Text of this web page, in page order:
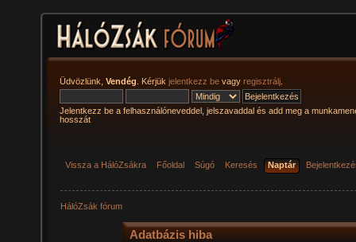
Üdvözlünk, Vendég . Kérjük jelentkezz be vagy regisztrálj
Jelentkezz be a felhasználóneveddel, jelszavaddal és add meg a
hosszát
Vissza a HálóZsákra Főoldal Súgó Keresés Naptár
HálóZsák fórum
Adatbázis hiba